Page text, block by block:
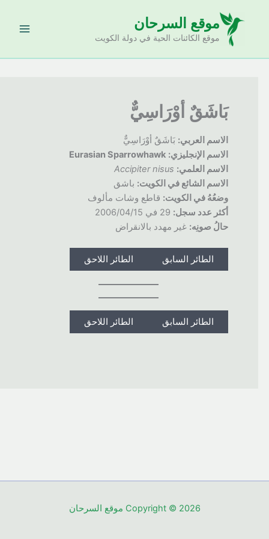
موقع السرحان
موقع الكائنات الحية في دولة الكويت
بَاشَقٌ أوْرَاسِيٌّ
الاسم العربي:بَاشَقٌ أوْرَاسِيٌّ
الاسم الإنجليزي: Eurasian Sparrowhawk
الاسم العلمي: Accipiter nisus
الاسم الشائع في الكويت:باشق
وضعُهُفي الكويت:قاطع وشات مألوف
أكثر عدد سجل:29 في 2006/04/15
حالُصونِه:غير مهدد بالانقراض
الطائر السابق الطائر اللاحق
الطائر السابق الطائر اللاحق
Copyright © 2026 موقع السرحان